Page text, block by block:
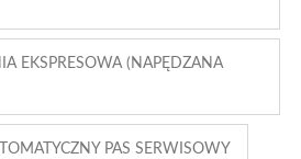
EKSPRESOWA (NAPĘDZANA
PAS SERWISOWY